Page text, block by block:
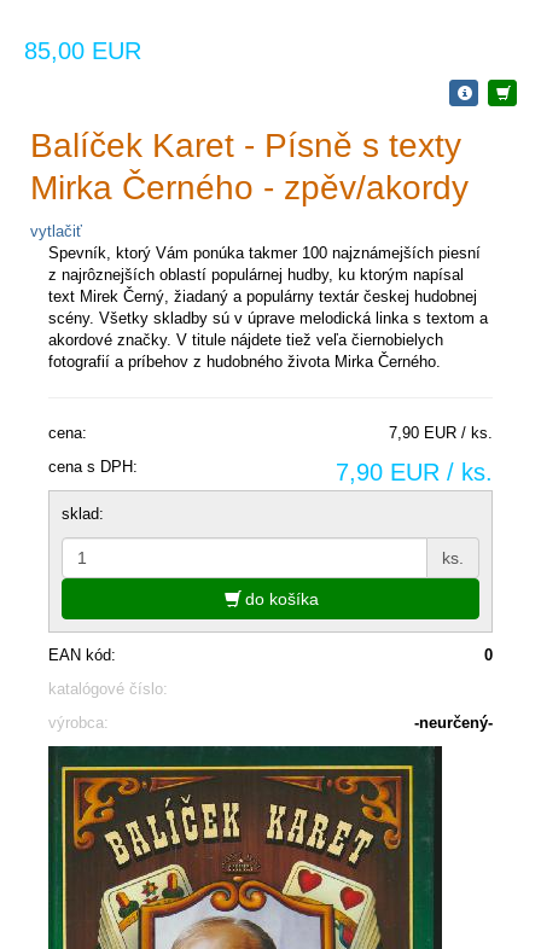
85,00 EUR
Balíček Karet - Písně s texty
Mirka Černého - zpěv/akordy
vytlačiť
Spevník, ktorý Vám ponúka takmer 100 najznámejších piesní
z najrôznejších oblastí populárnej hudby, ku ktorým napísal
text Mirek Černý, žiadaný a populárny textár českej hudobnej
scény. Všetky skladby sú v úprave melodická linka s textom a
akordové značky. V titule nájdete tiež veľa čiernobielych
fotografií a príbehov z hudobného života Mirka Černého.
cena:
7,90 EUR / ks.
cena s DPH:
7,90 EUR / ks.
sklad:
ks.
do košíka
EAN kód:
0
katalógové číslo:
výrobca:
-neurčený-